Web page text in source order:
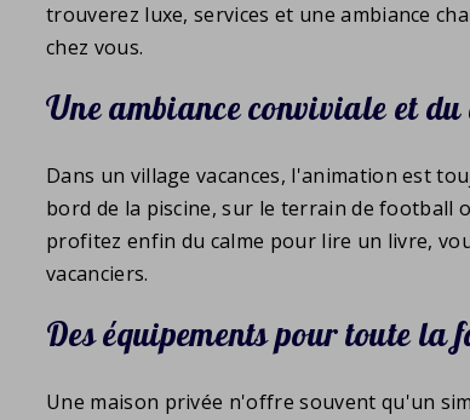
trouverez luxe, services et une ambiance
chez vous.
Une ambiance conviviale et
Dans un village vacances, l'animation est
bord de la piscine, sur le terrain de football
profitez enfin du calme pour lire un livre,
vacanciers.
Des équipements pour toute la
Une maison privée n'offre souvent qu'un